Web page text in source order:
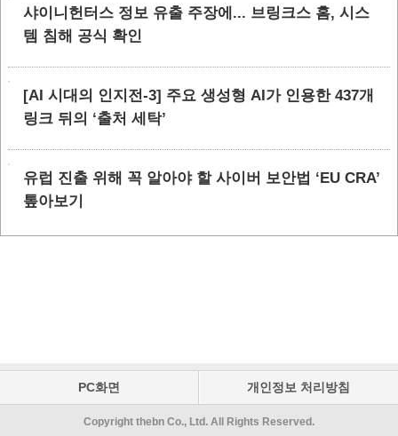
샤이니헌터스 정보 유출 주장에... 브링크스 홈, 시스
템 침해 공식 확인
[AI 시대의 인지전-3] 주요 생성형 AI가 인용한 437개
링크 뒤의 ‘출처 세탁’
유럽 진출 위해 꼭 알아야 할 사이버 보안법 ‘EU CRA’
톺아보기
PC화면 개인정보 처리방침
Copyright thebn Co., Ltd. All Rights Reserved.